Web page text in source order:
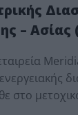
– Ασίας
στο